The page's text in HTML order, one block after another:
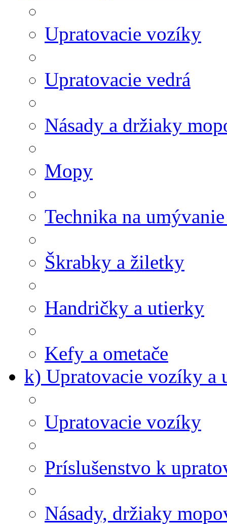
Upratovacie vozíky
Upratovacie vedrá
Násady a držiaky
Mopy
Technika na
Škrabky a žiletky
Handričky a utierky
Kefy a ometače
k) Upratovacie vozíky a
Upratovacie vozíky
Príslušenstvo k
Násady, držiaky